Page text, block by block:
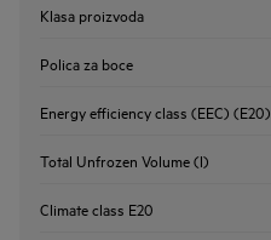
Klasa proizvoda
Polica za boce
Energy efficiency class (EEC) (E20)
Total Unfrozen Volume (l)
Climate class E20